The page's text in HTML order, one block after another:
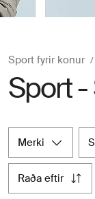
Sport fyrir konur
Sport
merki
raða eftir